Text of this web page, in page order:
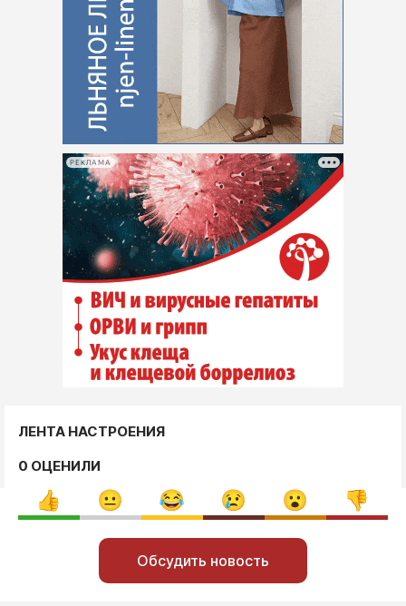
РЕКЛАМА
ЛЕНТА НАСТРОЕНИЯ
0 ОЦЕНИЛИ
Обсудить новость